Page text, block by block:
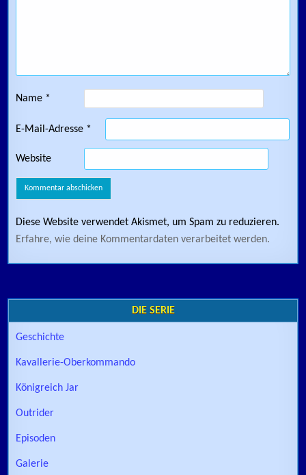
Name *
E-Mail-Adresse *
Website
Diese Website verwendet Akismet, um Spam zu reduzieren.
Erfahre, wie deine Kommentardaten verarbeitet werden.
DIE SERIE
Geschichte
Kavallerie-Oberkommando
Königreich Jar
Outrider
Episoden
Galerie